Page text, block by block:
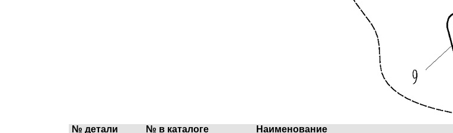
№ детали № в каталоге Наименование